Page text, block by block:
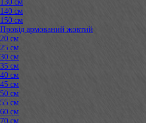
140 см
150 см
Провід армований жовтий
20 см
25 см
30 см
35 см
40 см
45 см
50 см
55 см
60 см
70 см